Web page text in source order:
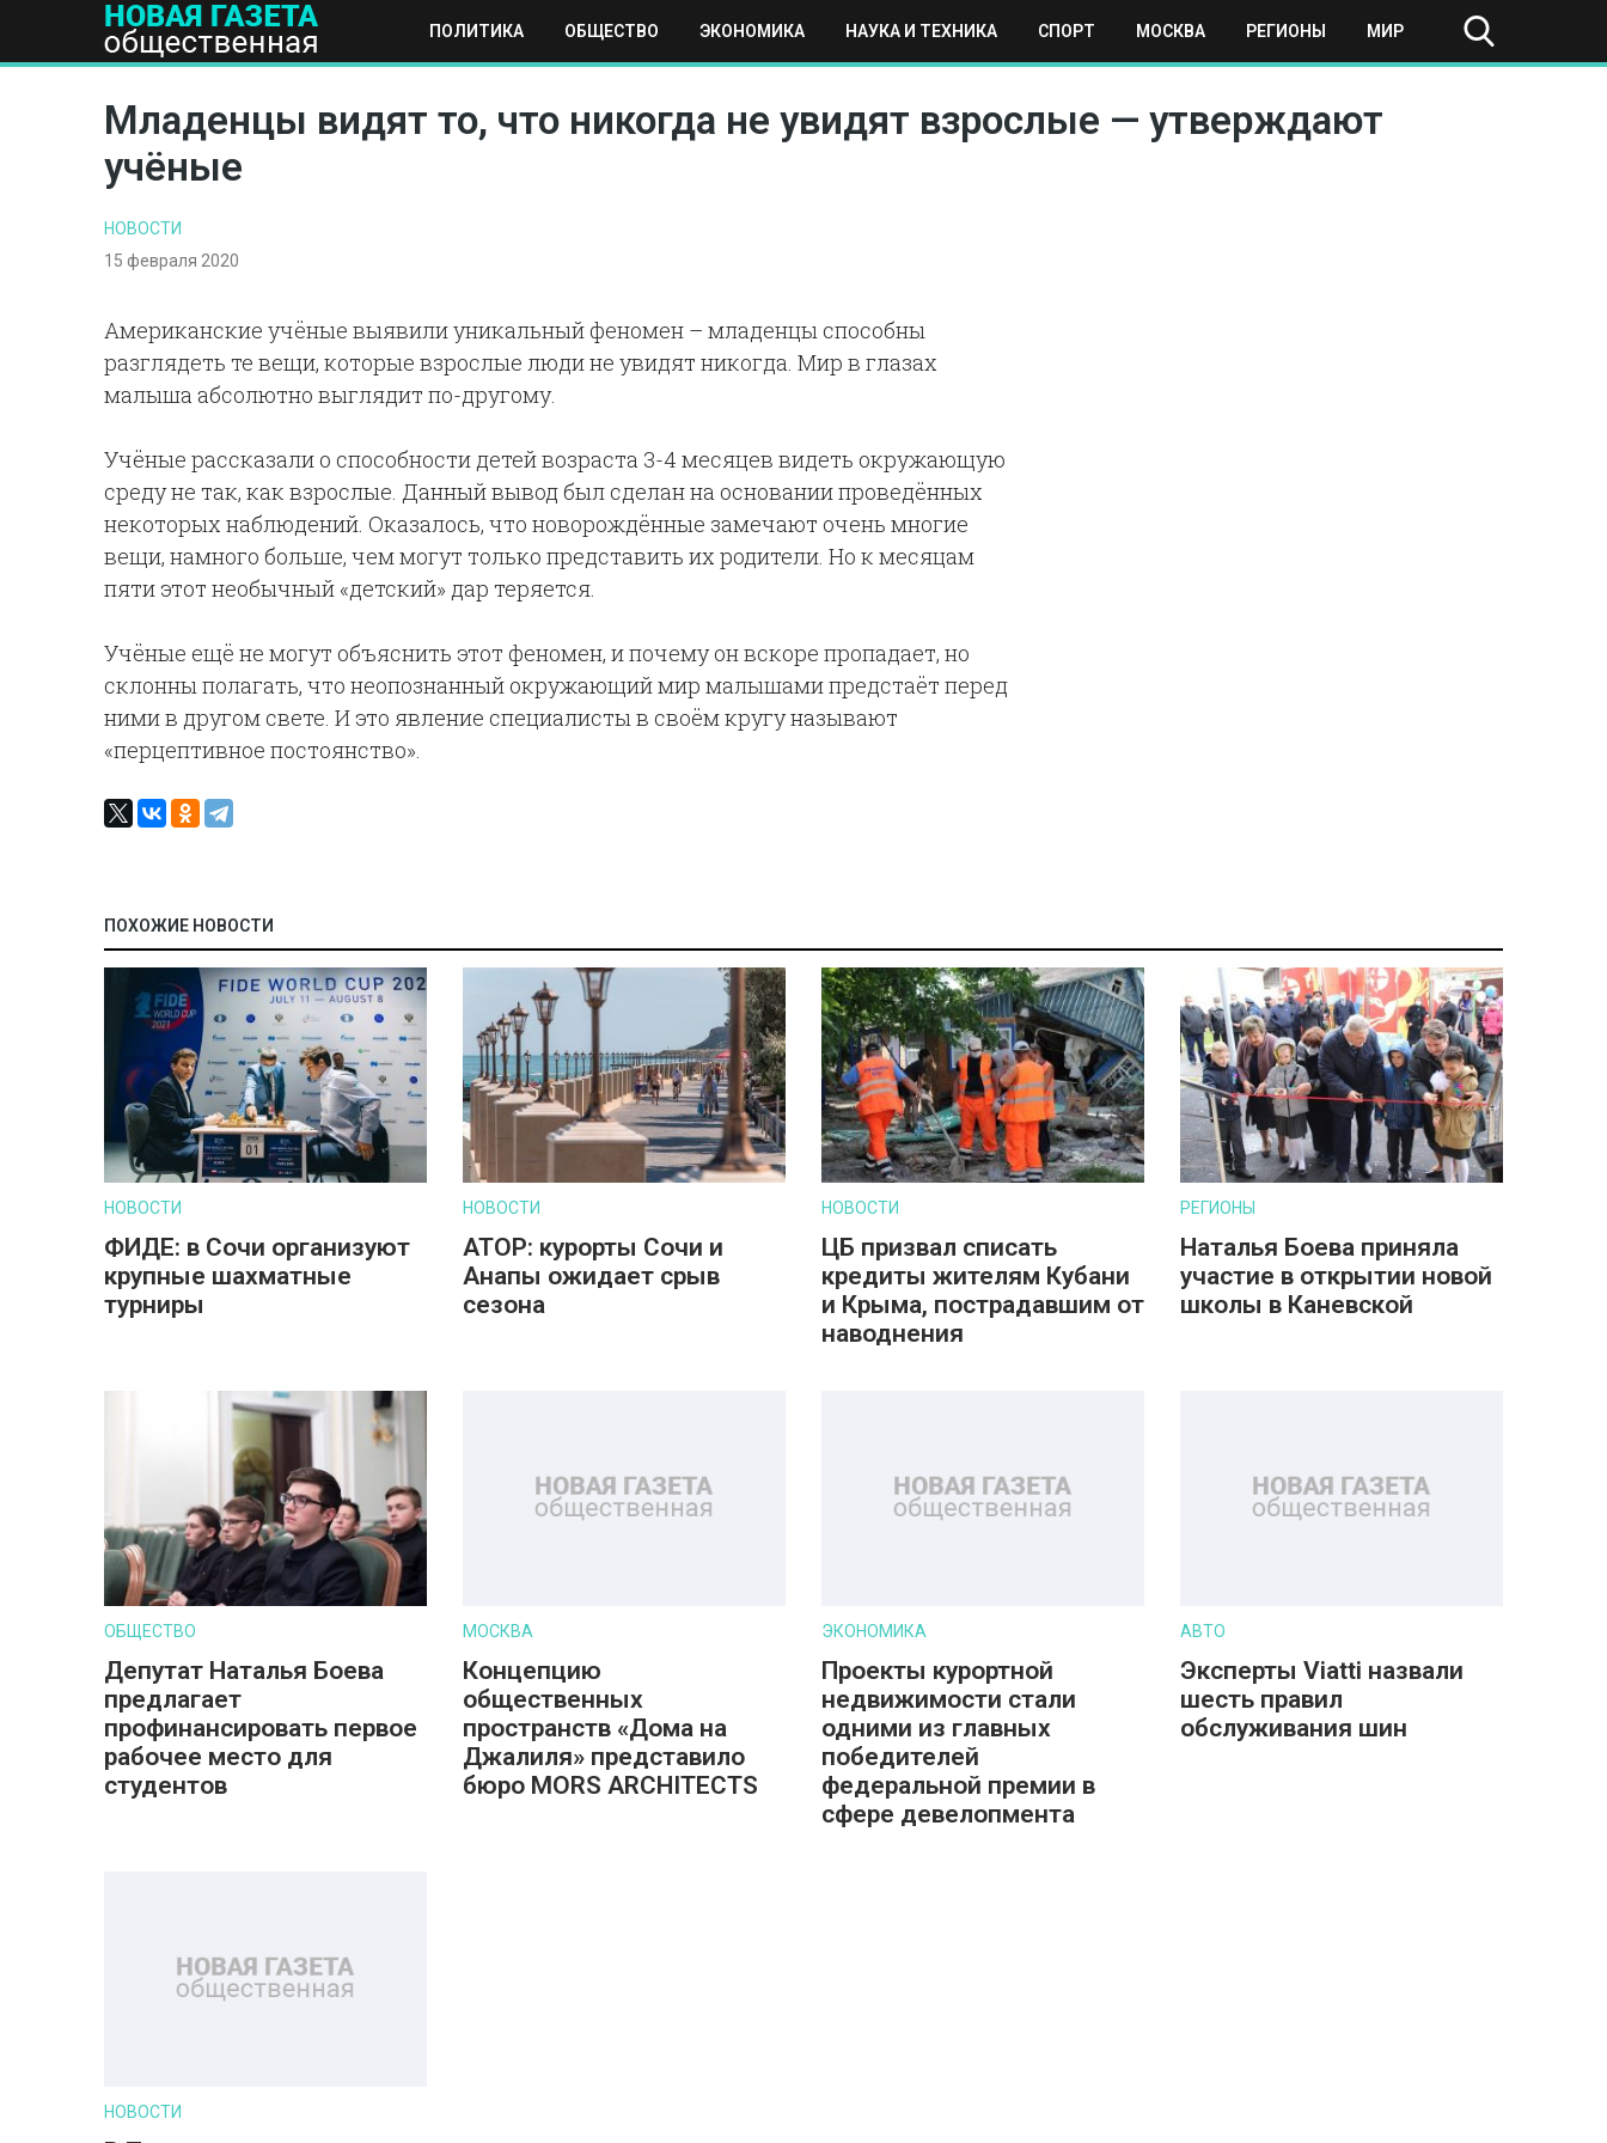
ПОЛИТИКА ОБЩЕСТВО ЭКОНОМИКА НАУКА И ТЕХНИКА СПОРТ МОСКВА РЕГИОНЫ МИР
ПОЛИТИКА ОБЩЕСТВО ЭКОНОМИКА НАУКА И ТЕХНИКА СПОРТ МОСКВА РЕГИОНЫ МИР
Младенцы видят то, что никогда не увидят взрослые — утверждают
учёные
НОВОСТИ
15 февраля 2020
Американские учёные выявили уникальный феномен – младенцы способны
разглядеть те вещи, которые взрослые люди не увидят никогда. Мир в глазах
малыша абсолютно выглядит по-другому.
Учёные рассказали о способности детей возраста 3-4 месяцев видеть окружающую
среду не так, как взрослые. Данный вывод был сделан на основании проведённых
некоторых наблюдений. Оказалось, что новорождённые замечают очень многие
вещи, намного больше, чем могут только представить их родители. Но к месяцам
пяти этот необычный «детский» дар теряется.
Учёные ещё не могут объяснить этот феномен, и почему он вскоре пропадает, но
склонны полагать, что неопознанный окружающий мир малышами предстаёт перед
ними в другом свете. И это явление специалисты в своём кругу называют
«перцептивное постоянство».
ПОХОЖИЕ НОВОСТИ
НОВОСТИ
ФИДЕ: в Сочи организуют
крупные шахматные
турниры
НОВОСТИ
АТОР: курорты Сочи и
Анапы ожидает срыв
сезона
НОВОСТИ
ЦБ призвал списать
кредиты жителям Кубани
и Крыма, пострадавшим от
наводнения
РЕГИОНЫ
Наталья Боева приняла
участие в открытии новой
школы в Каневской
ОБЩЕСТВО
Депутат Наталья Боева
предлагает
профинансировать первое
рабочее место для
студентов
МОСКВА
Концепцию
общественных
пространств «Дома на
Джалиля» представило
бюро MORS ARCHITECTS
ЭКОНОМИКА
Проекты курортной
недвижимости стали
одними из главных
победителей
федеральной премии в
сфере девелопмента
АВТО
Эксперты Viatti назвали
шесть правил
обслуживания шин
НОВОСТИ